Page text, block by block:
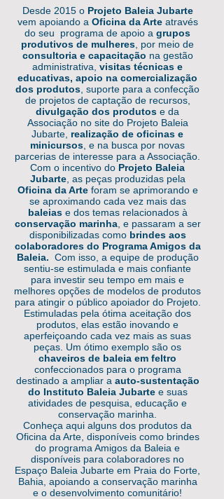
Desde 2015 o Projeto Baleia Jubarte
vem apoiando a Oficina da Arteatravés
do seu programa de apoio a grupos
produtivos de mulheres , por meio de
consultoria e capacitação na gestão
administrativa, visitas técnicas e
educativas, apoio na comercialização
dos produtos , suporte para a confecção
de projetos de captação de recursos,
divulgação dos produtos e da
Associação no site do Projeto Baleia
Jubarte, realização de oficinas e
minicursos , e na busca por novas
parcerias de interesse para a Associação.
Com o incentivo do Projeto Baleia
Jubarte, as peças produzidas pela
Oficina da Arteforam se aprimorando e
se aproximando cada vez mais das
baleiase dos temas relacionados à
conservação marinha, e passaram a ser
disponibilizadas comobrindes aos
colaboradores do Programa Amigos da
Baleia. Com isso, a equipe de produção
sentiu-se estimulada e mais confiante
para investir seu tempo em mais e
melhores opções de modelos de produtos
para atingir o público apoiador do Projeto.
Estimuladas pela ótima aceitação dos
produtos, elas estão inovando e
aperfeiçoando cada vez mais as suas
peças. Um ótimo exemplo são os
chaveiros de baleia em feltro
confeccionados para o programa
destinado a ampliar a auto-sustentação
do Instituto Baleia Jubartee suas
atividades de pesquisa, educação e
conservação marinha.
Conheça aqui alguns dos produtos da
Oficina da Arte, disponíveis como brindes
do programa Amigos da Baleia e
disponíveis para colaboradores no
Espaço Baleia Jubarte em Praia do Forte,
Bahia, apoiando a conservação marinha
e o desenvolvimento comunitário!